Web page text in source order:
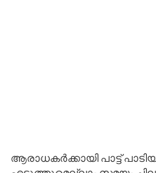
ആരാധകർക്കായി പാട്ട്